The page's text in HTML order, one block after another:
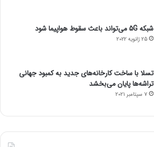
شبکه 5G می‌تواند باعث سقوط هواپیما شود
25 ژانویه 2022
تسلا با ساخت کارخانه‌های جدید به کمبود جهانی
تراشه‌ها پایان می‌بخشد
7 سپتامبر 2021